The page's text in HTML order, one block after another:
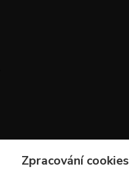
+420774877333
Zpracování cookies